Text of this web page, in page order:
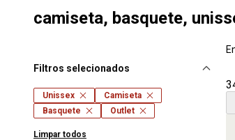
camiseta, basquete,
Filtros selecionados
Unissex
Camiseta
Basquete
Outlet
Limpar todos